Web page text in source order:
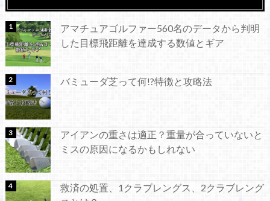
アマチュアゴルファー560名のデータから判明
した目標飛距離を達成する数値とギア
バミューダ芝って何!?特徴と攻略法
アイアンの重さは適正？重量が合っていないと
ミスの原因になるかもしれない
救済の処置、1クラブレングス、2クラブレング